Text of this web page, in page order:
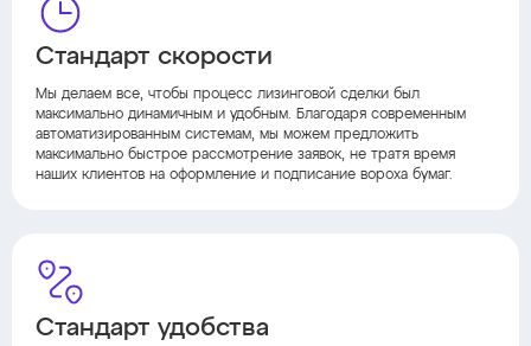
Стандарт скорости
Мы делаем все, чтобы процесс лизинговой сделки был
максимально динамичным и удобным. Благодаря современным
автоматизированным системам, мы можем предложить
максимально быстрое рассмотрение заявок, не тратя время
наших клиентов на оформление и подписание вороха бумаг.
Стандарт удобства